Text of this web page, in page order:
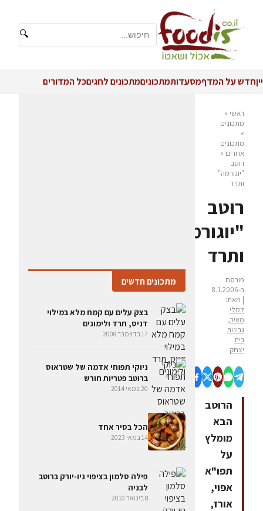
🔍
ייןחדש על המדףמסעדותמתכוניםמתכונים לחגיםכל המדורים
ראשי »
מתכונים
»
מתכונים
אחרים »
רוטב
"יוגורמה"
ותרד
רוטב
"יוגורמה"
ותרד
פורסם
ב-8.1.2006
| מאת:
לסלי
מאיר,
גבינות
בית
יצחק
הרוטב
הבא
מומלץ
על
תפו"א
אפוי,
אורז,
מתכונים חדשים
בצק עלים עם קמח מלא במילוי
דניס, תרד ולימונים
17 בדצמבר 2008
ניוקי תפוחי אדמה של שטראוס
ברוטב פטריות חורש
20 במאי 2014
הכל בסיר אחד
14 במאי 2023
פילה סלמון בציפוי ניו-יורק ברוטב
לבניה
8 בינואר 2010